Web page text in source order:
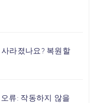
라졌나요? 복원할
류: 작동하지 않을